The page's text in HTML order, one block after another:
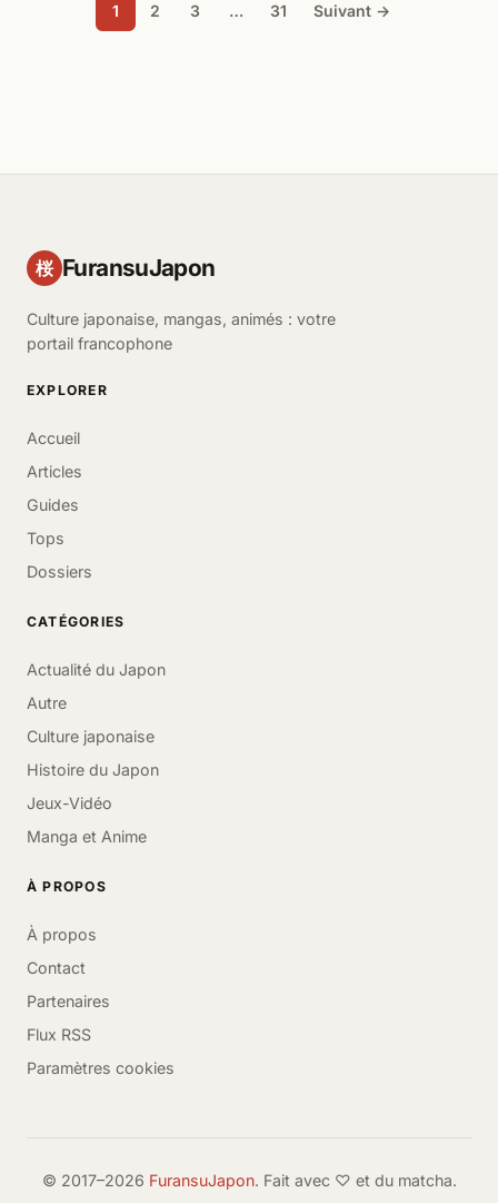
1 2 3 … 31 Suivant →
桜 FuransuJapon
Culture japonaise, mangas, animés : votre
portail francophone
EXPLORER
Accueil
Articles
Guides
Tops
Dossiers
CATÉGORIES
Actualité du Japon
Autre
Culture japonaise
Histoire du Japon
Jeux-Vidéo
Manga et Anime
À PROPOS
À propos
Contact
Partenaires
Flux RSS
Paramètres cookies
© 2017–2026 FuransuJapon. Fait avec ♡ et du matcha.